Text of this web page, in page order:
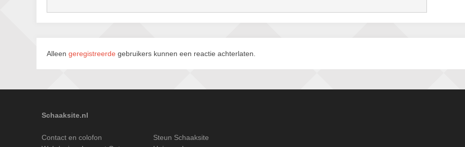
Alleen geregistreerde gebruikers kunnen een reactie achterlaten.
Schaaksite.nl
Contact en colofon
Steun Schaaksite